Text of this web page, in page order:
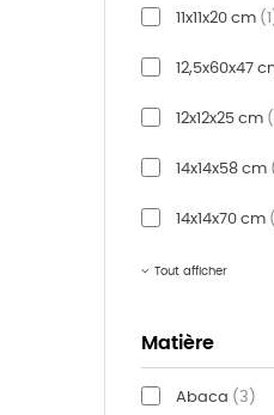
11x11x20 cm
12,5x60x47
12x12x25 cm
14x14x58 cm
14x14x70 cm
Tout afficher
Matière
Abaca (3)